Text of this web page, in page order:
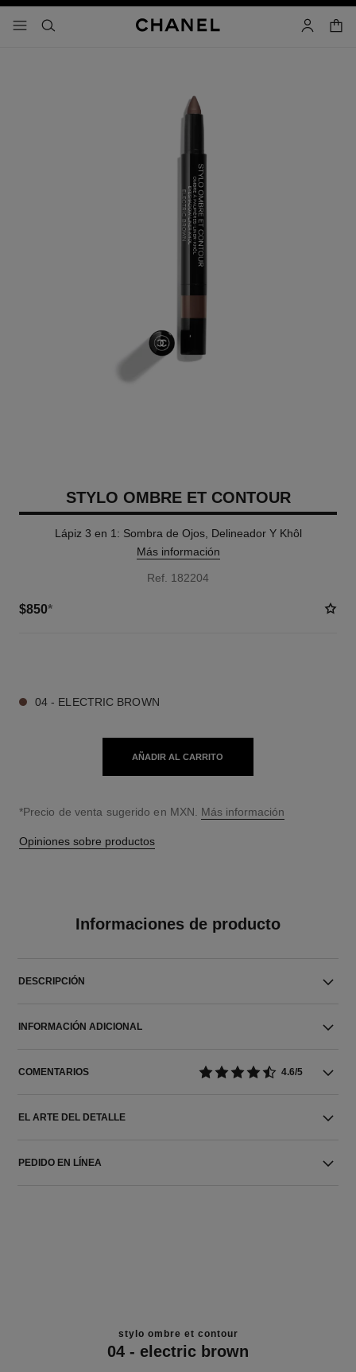
- navegación principal
buscar cuenta
carrito
STYLO OMBRE ET CONTOUR
Lápiz 3 en 1: Sombra de Ojos, Delineador Y Khôl
Más información
Ref. 182204
$850*
04 - ELECTRIC BROWN
AÑADIR AL CARRITO
↩
*Precio de venta sugerido en MXN. Más información
Opiniones sobre productos
Informaciones de producto
DESCRIPCIÓN
INFORMACIÓN ADICIONAL
COMENTARIOS 4.6/5
EL ARTE DEL DETALLE
PEDIDO EN LÍNEA
stylo ombre et contour
04 - electric brown